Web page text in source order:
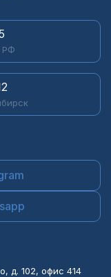
РФ
д. 102, офис 414